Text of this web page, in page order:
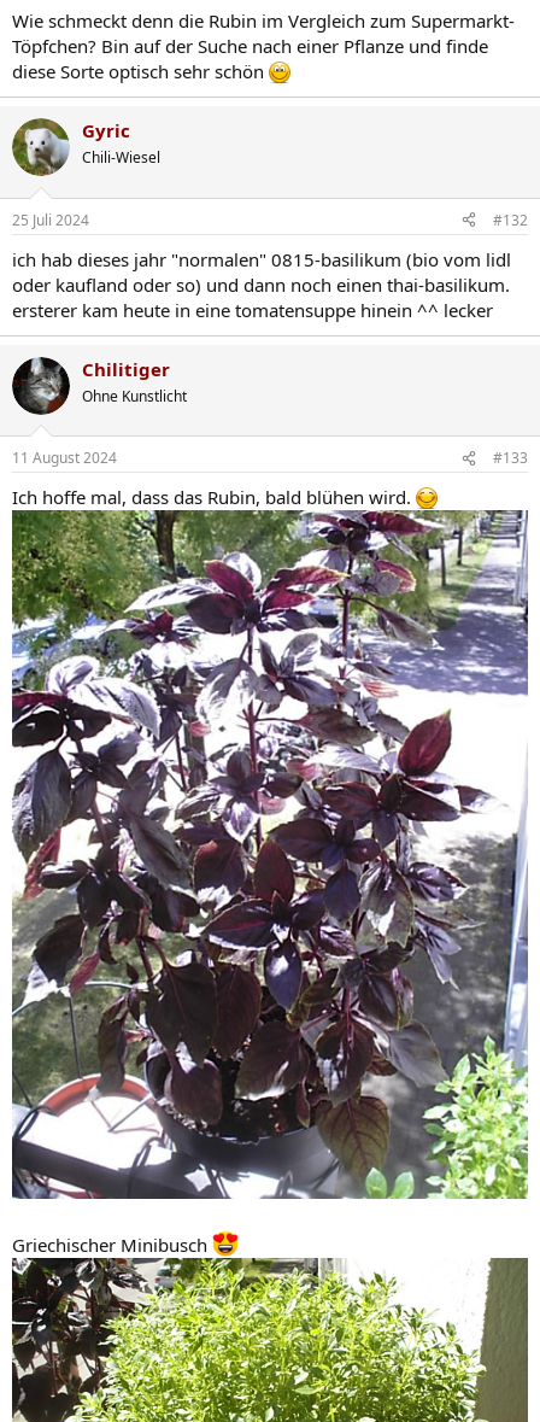
:
Wie schmeckt denn die Rubin im Vergleich zum Supermarkt-
Töpfchen? Bin auf der Suche nach einer Pflanze und finde
diese Sorte optisch sehr schön
Gyric
Chili-Wiesel
25 Juli 2024 #132
ich hab dieses jahr "normalen" 0815-basilikum (bio vom lidl
oder kaufland oder so) und dann noch einen thai-basilikum.
ersterer kam heute in eine tomatensuppe hinein ^^ lecker
Chilitiger
Ohne Kunstlicht
11 August 2024 #133
Ich hoffe mal, dass das Rubin, bald blühen wird.
Griechischer Minibusch